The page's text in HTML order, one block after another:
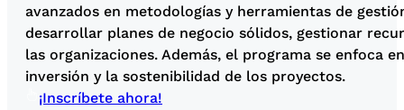
avanzados en metodologías y herramientas de
desarrollar planes de negocio sólidos, gestionar
las organizaciones. Además, el programa se enfoca
inversión y la sostenibilidad de los proyectos.
¡Inscríbete ahora!